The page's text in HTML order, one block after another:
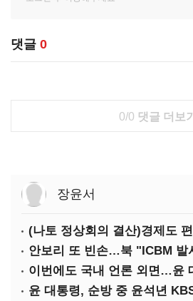
댓글 0
0/0 댓글 더보기
장윤서
안보리 또 빈손…북 "ICBM 발
이번에도 국내 언론 외면…윤
윤 대통령, 순방 중 윤석년